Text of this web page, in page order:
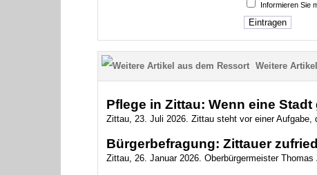
Informieren Sie
Weitere Artikel
Pflege in Zittau: Wenn eine
Zittau, 23. Juli 2026. Zittau steht vor einer
Bürgerbefragung: Zittauer
Zittau, 26. Januar 2026. Oberbürgermeister